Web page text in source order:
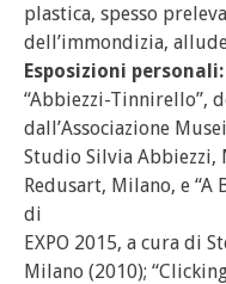
plastica, spesso
dell’immondizia,
Esposizioni personali:
“Abbiezzi-Tinnirello”,
dall’Associazione
Studio Silvia Abbiezzi,
Redusart, Milano, e “A
di
EXPO 2015, a cura di
Milano (2010);